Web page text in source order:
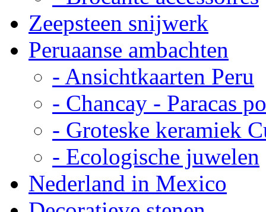
Zeepsteen snijwerk
Peruaanse ambachten
- Ansichtkaarten Peru
- Chancay - Paracas
- Groteske keramiek
- Ecologische juwelen
Nederland in Mexico